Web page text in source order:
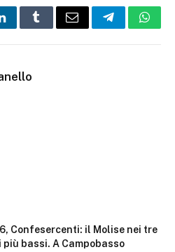
TumblrEmail Telegram
Confesercenti: il Molise nei tre
bassi. A Campobasso